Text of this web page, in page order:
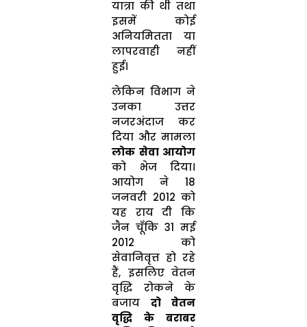
यात्रा की थी तथा
इसमें कोई
अनियमितता या
लापरवाही नहीं
हुई।
लेकिन विभाग ने
उनका उत्तर
नजरअंदाज कर
दिया और मामला
लोक सेवा आयोग
को भेज दिया।
आयोग ने 18
जनवरी 2012 को
यह राय दी कि
जैन चूँकि 31 मई
2012 को
सेवानिवृत्त हो रहे
हैं, इसलिए वेतन
वृद्धि रोकने के
बजायदो वेतन
वृद्धि के बराबर